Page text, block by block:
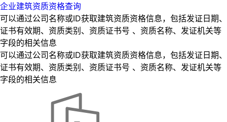
企业建筑资质资格查询
可以通过公司名称或ID获取建筑资质资格信息，包括发证日期、
证书有效期、资质类别、资质证书号 、资质名称、发证机关等
字段的相关信息
可以通过公司名称或ID获取建筑资质资格信息，包括发证日期、
证书有效期、资质类别、资质证书号 、资质名称、发证机关等
字段的相关信息